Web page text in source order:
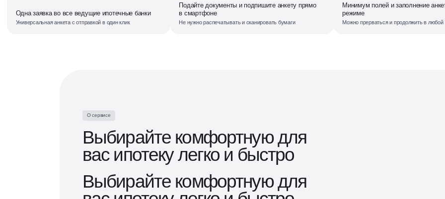
Одна заявка во все ведущие ипотечные банки
Универсальная анкета с отправкой в один клик
Подайте документы и подпишите анкету прямо
в смартфоне
Не нужно распечатывать и сканировать бумаги
Минимум полей и заполнение
режиме
Можно прерваться и продолжить в
О сервисе
Выбирайте комфортную для
вас ипотеку легко и быстро
Выбирайте комфортную для